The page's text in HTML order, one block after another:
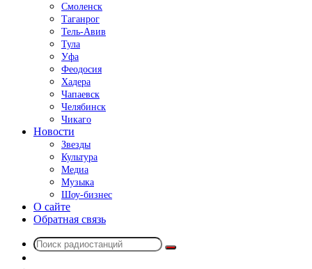
Смоленск
Таганрог
Тель-Авив
Тула
Уфа
Феодосия
Хадера
Чапаевск
Челябинск
Чикаго
Новости
Звезды
Культура
Медиа
Музыка
Шоу-бизнес
О сайте
Обратная связь
Поиск